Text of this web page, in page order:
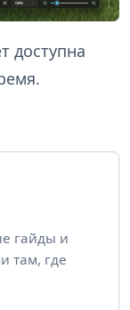
доступна
гайды и
там, где